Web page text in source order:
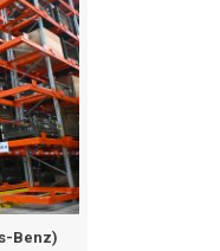
Benz)